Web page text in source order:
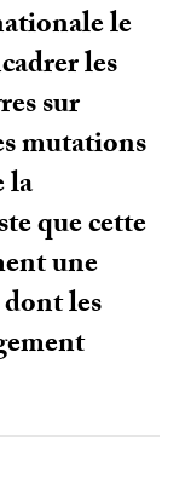
le
les
sur
mutations
la
que cette
une
les